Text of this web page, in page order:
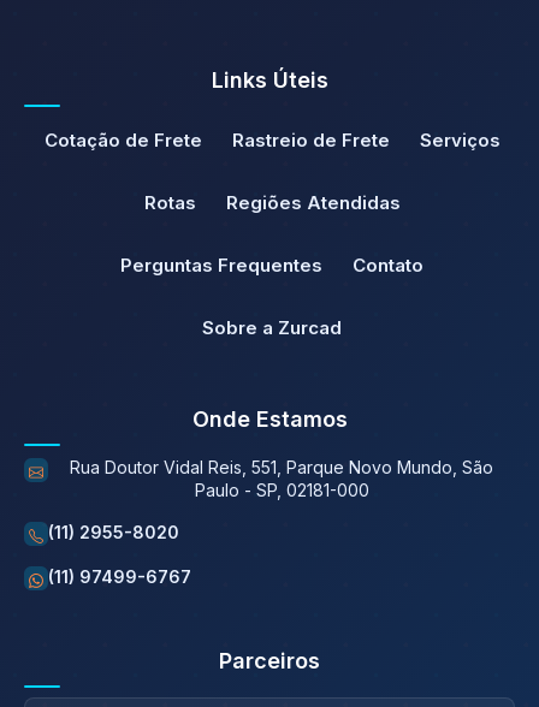
Links Úteis
Cotação de Frete Rastreio de Frete Serviços
Rotas Regiões Atendidas
Perguntas Frequentes Contato
Sobre a Zurcad
Onde Estamos
Rua Doutor Vidal Reis, 551, Parque Novo Mundo, São
Paulo - SP, 02181-000
(11) 2955-8020
(11) 97499-6767
Parceiros